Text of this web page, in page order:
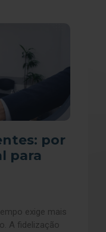
por
para
exige mais
A fidelização